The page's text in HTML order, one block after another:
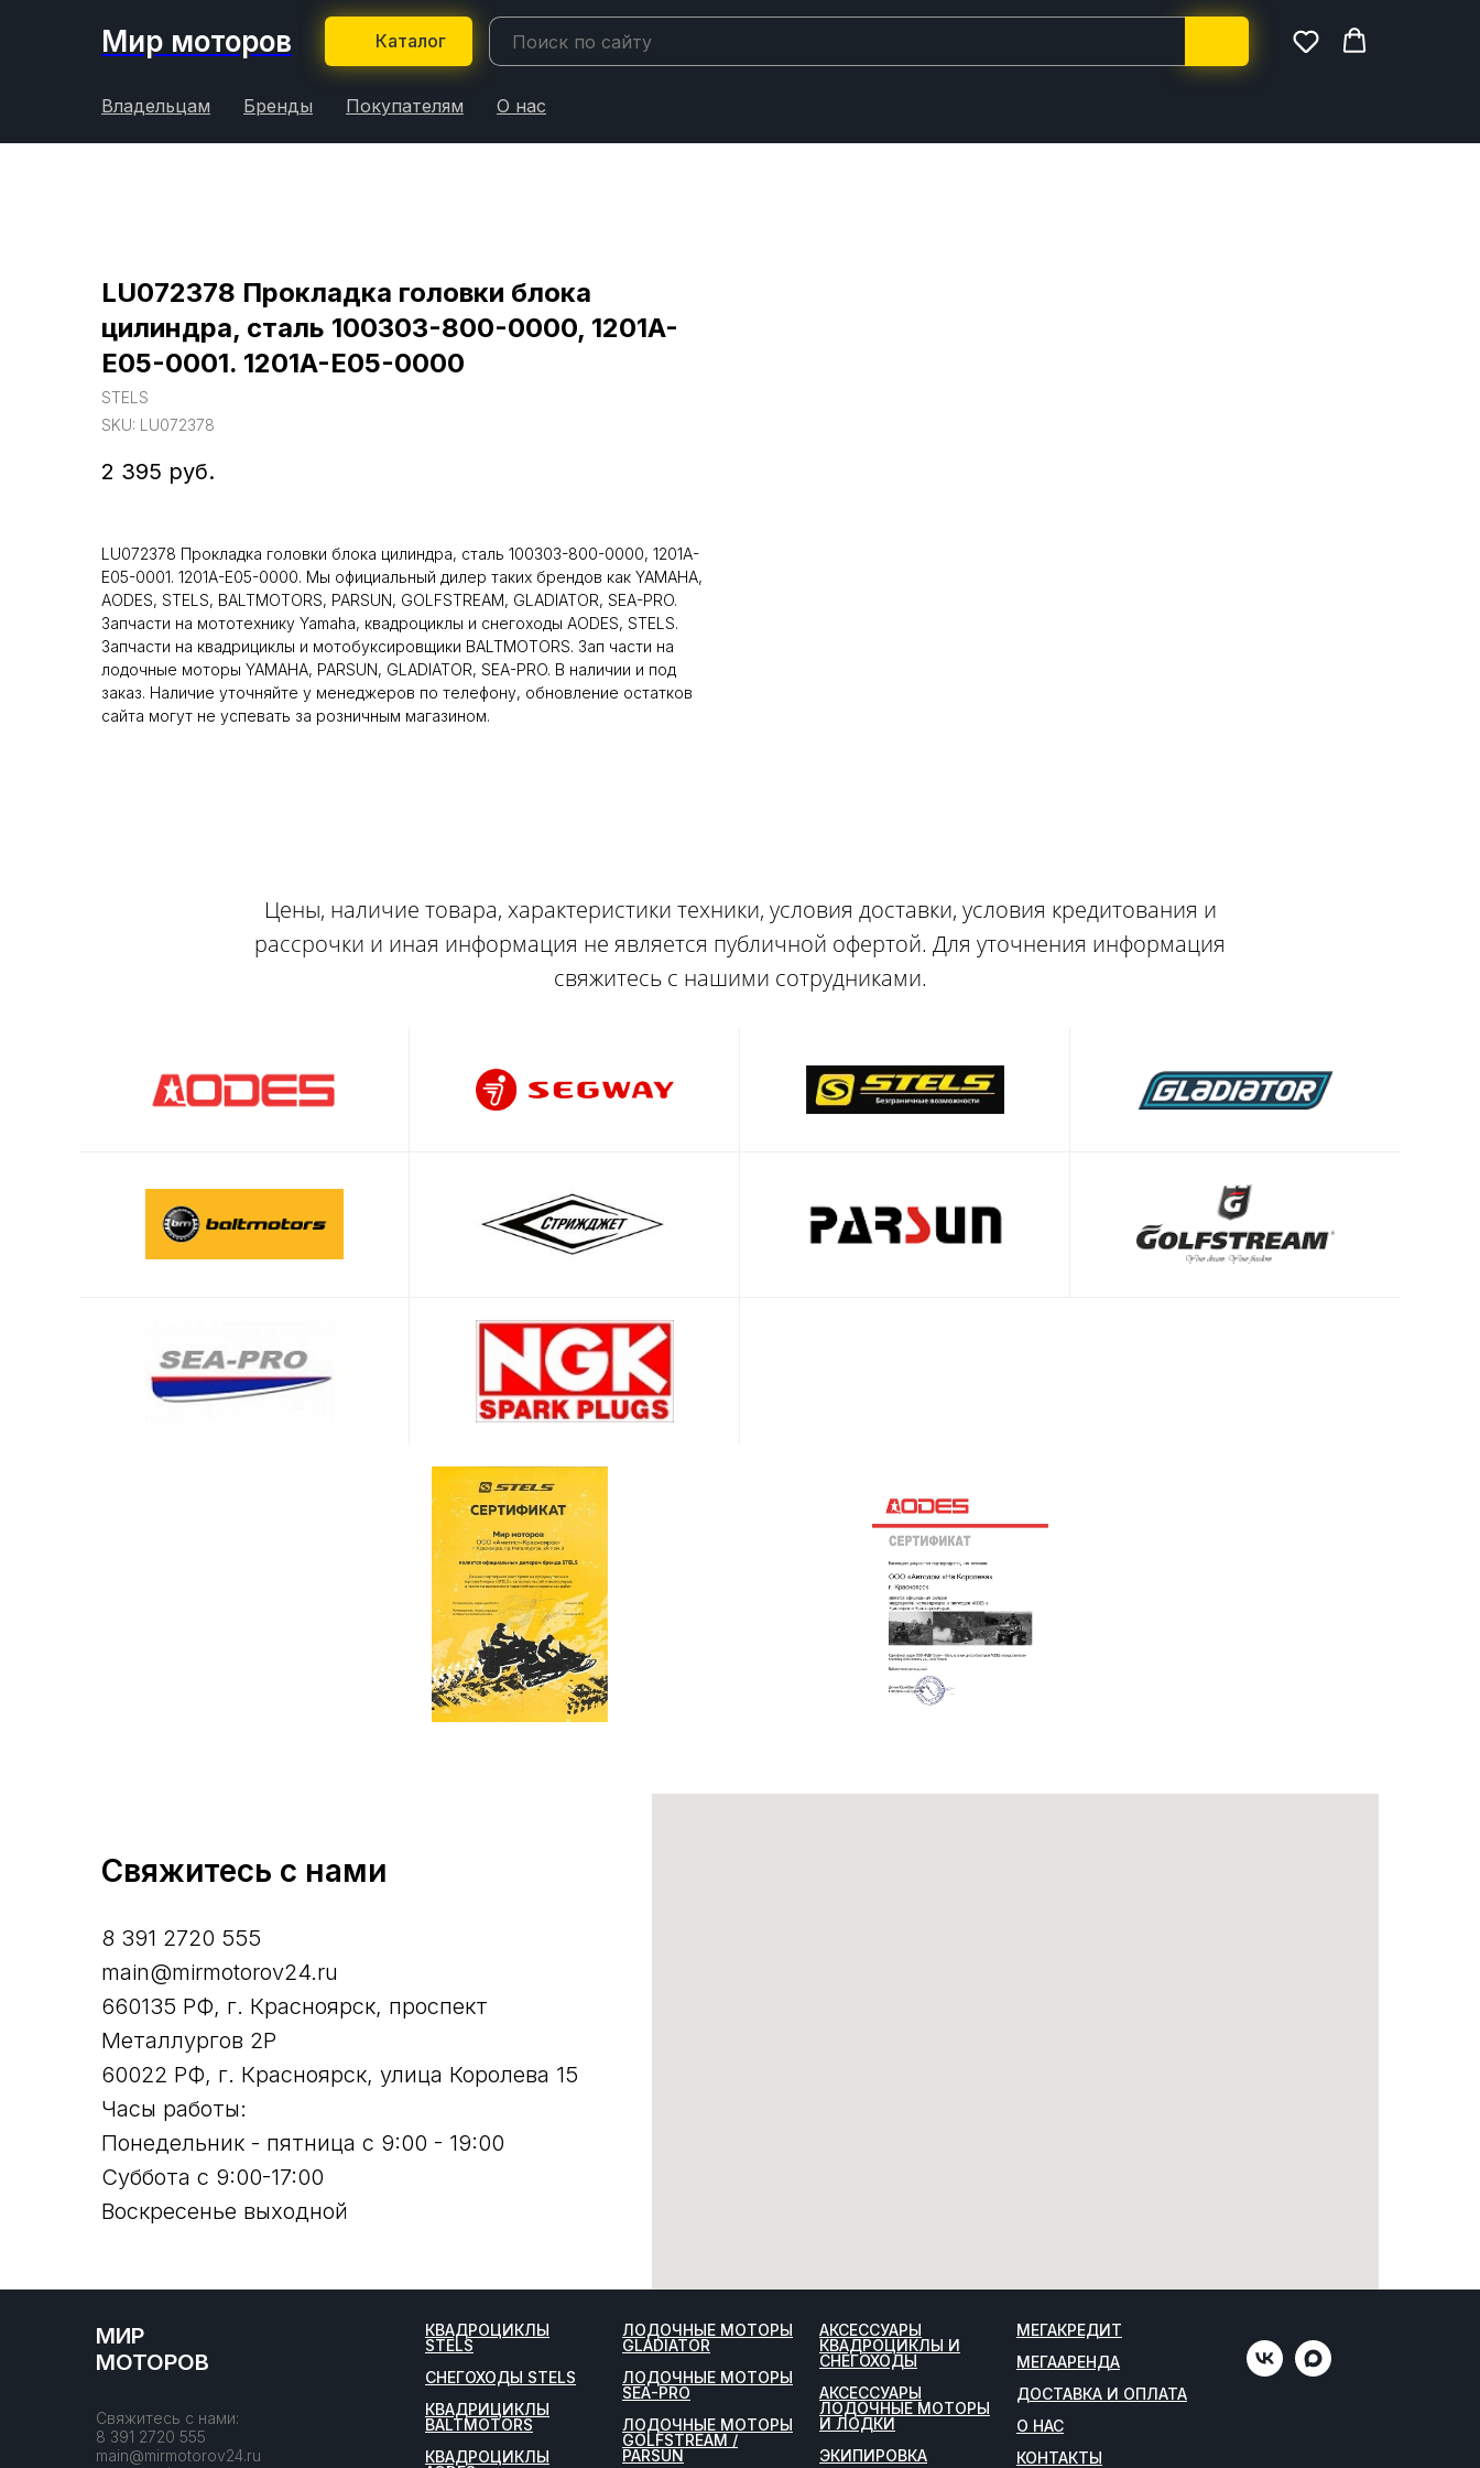
Мир моторов Каталог
Владельцам Бренды Покупателям О нас
LU072378 Прокладка головки блока
цилиндра, сталь 100303-800-0000, 1201A-
E05-0001. 1201A-E05-0000
STELS
SKU: LU072378
2 395 руб.
LU072378 Прокладка головки блока цилиндра, сталь 100303-800-0000, 1201A-
E05-0001. 1201A-E05-0000. Мы официальный дилер таких брендов как YAMAHA,
AODES, STELS, BALTMOTORS, PARSUN, GOLFSTREAM, GLADIATOR, SEA-PRO.
Запчасти на мототехнику Yamaha, квадроциклы и снегоходы AODES, STELS.
Запчасти на квадрициклы и мотобуксировщики BALTMOTORS. Зап части на
лодочные моторы YAMAHA, PARSUN, GLADIATOR, SEA-PRO. В наличии и под
заказ. Наличие уточняйте у менеджеров по телефону, обновление остатков
сайта могут не успевать за розничным магазином.
Цены, наличие товара, характеристики техники, условия доставки, условия кредитования и
рассрочки и иная информация не является публичной офертой. Для уточнения информация
свяжитесь с нашими сотрудниками.
Свяжитесь с нами
8 391 2720 555
main@mirmotorov24.ru
660135 РФ, г. Красноярск, проспект
Металлургов 2Р
60022 РФ, г. Красноярск, улица Королева 15
Часы работы:
Понедельник - пятница с 9:00 - 19:00
Суббота с 9:00-17:00
Воскресенье выходной
МИР
МОТОРОВ
Свяжитесь с нами:
8 391 2720 555
main@mirmotorov24.ru
КВАДРОЦИКЛЫ
STELS
СНЕГОХОДЫ STELS
КВАДРИЦИКЛЫ
BALTMOTORS
КВАДРОЦИКЛЫ
ЛОДОЧНЫЕ МОТОРЫ
GLADIATOR
ЛОДОЧНЫЕ МОТОРЫ
SEA-PRO
ЛОДОЧНЫЕ МОТОРЫ
GOLFSTREAM /
PARSUN
АКСЕССУАРЫ
КВАДРОЦИКЛЫ И
СНЕГОХОДЫ
АКСЕССУАРЫ
ЛОДОЧНЫЕ МОТОРЫ
И ЛОДКИ
ЭКИПИРОВКА
МЕГАКРЕДИТ
МЕГААРЕНДА
ДОСТАВКА И ОПЛАТА
О НАС
КОНТАКТЫ